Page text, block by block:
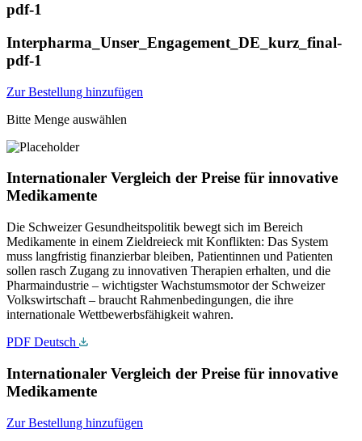
pdf-1
Interpharma_Unser_Engagement_DE_kurz_final-
pdf-1
Zur Bestellung hinzufügen
Bitte Menge auswählen
Internationaler Vergleich der Preise für innovative
Medikamente
Die Schweizer Gesundheitspolitik bewegt sich im Bereich
Medikamente in einem Zieldreieck mit Konflikten: Das System
muss langfristig finanzierbar bleiben, Patientinnen und Patienten
sollen rasch Zugang zu innovativen Therapien erhalten, und die
Pharmaindustrie – wichtigster Wachstumsmotor der Schweizer
Volkswirtschaft – braucht Rahmenbedingungen, die ihre
internationale Wettbewerbsfähigkeit wahren.
PDF Deutsch
Internationaler Vergleich der Preise für innovative
Medikamente
Zur Bestellung hinzufügen